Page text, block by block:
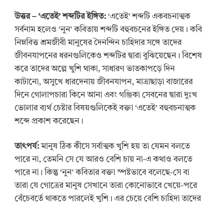
উত্তর– ‘এতেই’শব্দটির ইঙ্গিত: ‘এতেই’ শব্দটি একবচনাত্মক
সর্বনাম হলেও ‘নুন’ কবিতায় শব্দটি বহুবচনের ইঙ্গিত দেয়। কবি
নিম্নবিত্ত শ্রমজীবী মানুষের দৈনন্দিন চাহিদার সঙ্গে তাদের
জীবনযাপনের ধরনগুলিকেও শব্দটির দ্বারা বুঝিয়েছেন। বিশেষ
করে তাদের অল্পে খুশি থাকা, সাধারণ ভাতকাপড়ে দিন
কাটানো, অসুখে ধারদেনায় জীবনযাপন, মাত্রাছাড়া বাজারের
দিনে গোলাপচারা কিনে আনা এবং গঞ্জিকা সেবনের দ্বারা দুঃখ
ভোলার ব্যর্থ চেষ্টার বিষয়গুলিকেই বক্তা ‘এতেই’ বহুবচনাত্মক
শব্দে প্রকাশ করেছেন।
তাৎপর্য:মানুষ ঠিক কীসে সর্বাত্মক খুশি হয় তা যেমন বলতে
পারে না, তেমনি সে যে আরও বেশি চায় না-এ কথাও বলতে
পারে না। কিন্তু ‘নুন’ কবিতার বক্তা স্পষ্টভাবে বলেছে-সে বা
তারা যে গোত্রের মানুষ সেখানে তারা কোনোভাবে খেয়ে-পরে
বেঁচেবর্তে থাকতে পারলেই খুশি। এর চেয়ে বেশি চাহিদা তাদের